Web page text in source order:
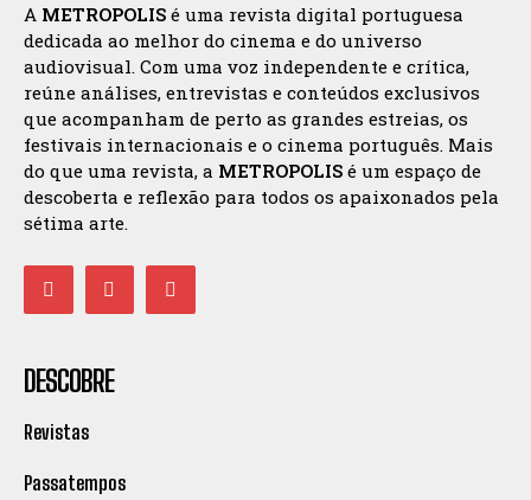
A METROPOLIS é uma revista digital portuguesa
dedicada ao melhor do cinema e do universo
audiovisual. Com uma voz independente e crítica,
reúne análises, entrevistas e conteúdos exclusivos
que acompanham de perto as grandes estreias, os
festivais internacionais e o cinema português. Mais
do que uma revista, a METROPOLIS é um espaço de
descoberta e reflexão para todos os apaixonados pela
sétima arte.
DESCOBRE
Revistas
Passatempos